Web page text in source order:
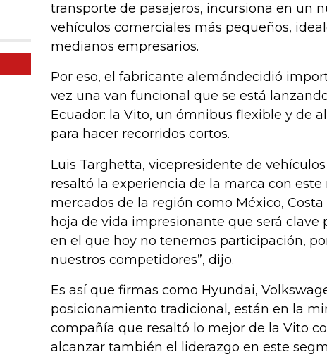
transporte de pasajeros, incursiona en un
vehículos comerciales más pequeños,
medianos empresarios.
Por eso, el fabricante alemándecidió
vez una van funcional que se está
Ecuador: la Vito, un ómnibus flexible y de
para hacer recorridos cortos.
Luis Targhetta, vicepresidente de
resaltó la experiencia de la marca con
mercados de la región como México, Costa
hoja de vida impresionante que será
en el que hoy no tenemos participación,
nuestros competidores”, dijo.
Es así que firmas como Hyundai,
posicionamiento tradicional, están en la
compañía que resaltó lo mejor de la Vito
alcanzar también el liderazgo en este